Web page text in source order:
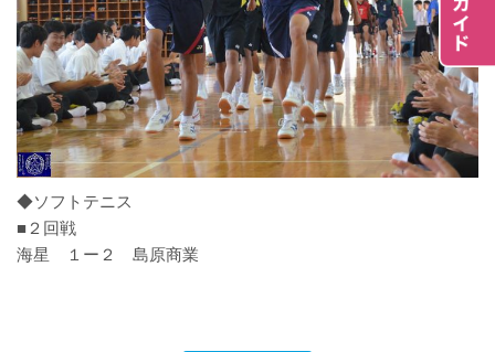
◆ソフトテニス
■２回戦
海星 １ー２ 島原商業